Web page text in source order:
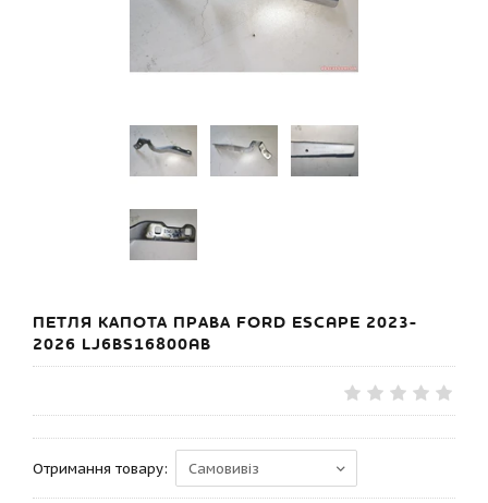
ПЕТЛЯ КАПОТА ПРАВА FORD ESCAPE 2023-
2026 LJ6BS16800AB
Отримання товару: